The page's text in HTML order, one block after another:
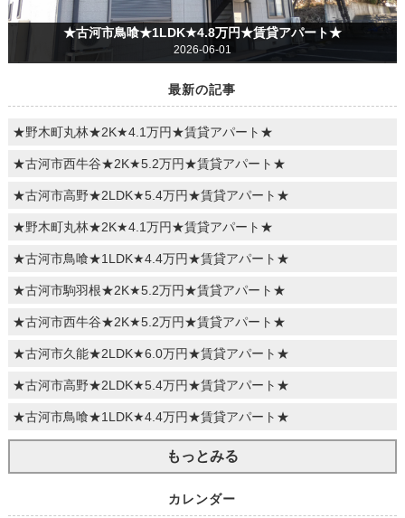
★古河市鳥喰★1LDK★4.8万円★賃貸アパート★
2026-06-01
最新の記事
★野木町丸林★2K★4.1万円★賃貸アパート★
★古河市西牛谷★2K★5.2万円★賃貸アパート★
★古河市高野★2LDK★5.4万円★賃貸アパート★
★野木町丸林★2K★4.1万円★賃貸アパート★
★古河市鳥喰★1LDK★4.4万円★賃貸アパート★
★古河市駒羽根★2K★5.2万円★賃貸アパート★
★古河市西牛谷★2K★5.2万円★賃貸アパート★
★古河市久能★2LDK★6.0万円★賃貸アパート★
★古河市高野★2LDK★5.4万円★賃貸アパート★
★古河市鳥喰★1LDK★4.4万円★賃貸アパート★
もっとみる
カレンダー